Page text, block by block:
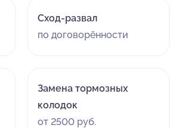
Сход-развал
по договорённости
Замена тормозных
колодок
от 2500 руб.